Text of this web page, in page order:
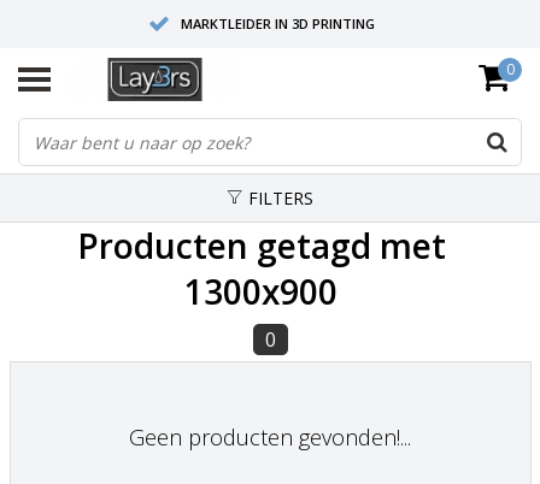
MARKTLEIDER IN 3D PRINTING
HOOGWAARDIGE SERVICE EN SUPPORT
FYSIEKE SHOWROOMS
0
FILTERS
Producten getagd met
1300x900
0
Geen producten gevonden!...